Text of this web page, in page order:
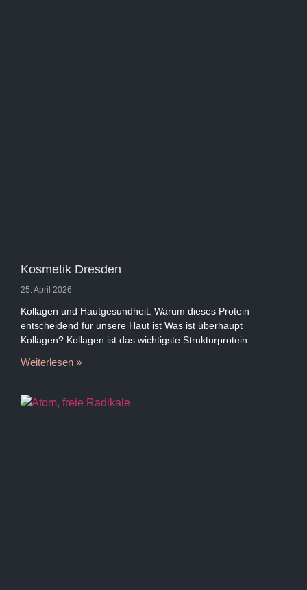
Kosmetik Dresden
25. April 2026
Kollagen und Hautgesundheit. Warum dieses Protein
entscheidend für unsere Haut ist Was ist überhaupt
Kollagen? Kollagen ist das wichtigste Strukturprotein
Weiterlesen »